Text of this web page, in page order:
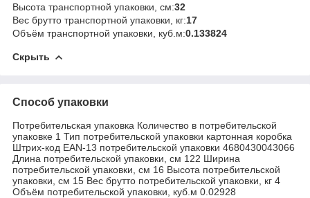
Высота транспортной упаковки, см:32
Вес брутто транспортной упаковки, кг:17
Объём транспортной упаковки, куб.м:0.133824
Скрыть
Способ упаковки
Потребительская упаковка Количество в потребительской
упаковке 1 Тип потребительской упаковки картонная коробка
Штрих-код EAN-13 потребительской упаковки 4680430043066
Длина потребительской упаковки, см 122 Ширина
потребительской упаковки, см 16 Высота потребительской
упаковки, см 15 Вес брутто потребительской упаковки, кг 4
Объём потребительской упаковки, куб.м 0.02928